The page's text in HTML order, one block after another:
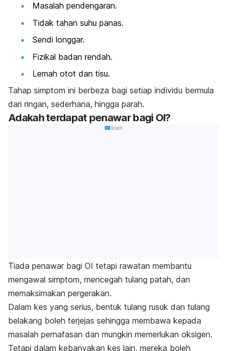
Masalah pendengaran.
Tidak tahan suhu panas.
Sendi longgar.
Fizikal badan rendah.
Lemah otot dan tisu.
Tahap simptom ini berbeza bagi setiap individu bermula
dari ringan, sederhana, hingga parah.
Adakah terdapat penawar bagi OI?
Iklan
Tiada penawar bagi OI tetapi rawatan membantu
mengawal simptom, mencegah tulang patah, dan
memaksimakan pergerakan.
Dalam kes yang serius, bentuk tulang rusuk dan tulang
belakang boleh terjejas sehingga membawa kepada
masalah pernafasan dan mungkin memerlukan oksigen.
Tetapi dalam kebanyakan kes lain, mereka boleh